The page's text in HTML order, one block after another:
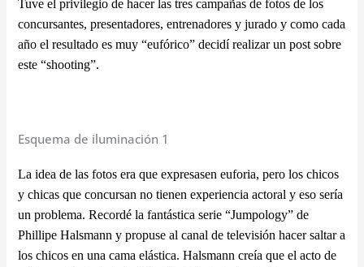
Tuve el privilegio de hacer las tres campañas de fotos de los
concursantes, presentadores, entrenadores y jurado y como cada
año el resultado es muy “eufórico” decidí realizar un post sobre
este “shooting”.
Esquema de iluminación 1
La idea de las fotos era que expresasen euforia, pero los chicos
y chicas que concursan no tienen experiencia actoral y eso sería
un problema. Recordé la fantástica serie “Jumpology” de
Phillipe Halsmann y propuse al canal de televisión hacer saltar a
los chicos en una cama elástica. Halsmann creía que el acto de